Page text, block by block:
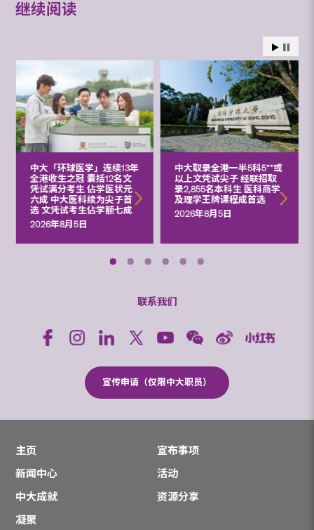
继续阅读
中大「环球医学」连续13年
全港收生之冠 囊括12名文
凭试满分考生 佔学医状元
六成 中大医科续为尖子首
选 文凭试考生佔学额七成
2026年8月5日
中大取录全港一半5科5**或
以上文凭试尖子 经联招取
录2,855名本科生 医科商学
及理学王牌课程成首选
2026年8月5日
联系我们
宣传申请（仅限中大职员）
主页
宣布事项
新闻中心
活动
中大成就
资源分享
凝聚